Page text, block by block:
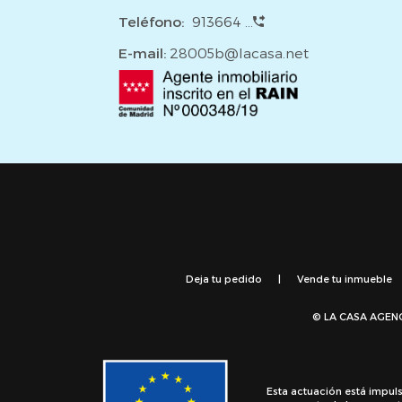
Teléfono: 913664 ...
E-mail: 28005b@lacasa.net
Deja tu pedido | Vende tu inmueble
© LA CASA
Esta actuación está